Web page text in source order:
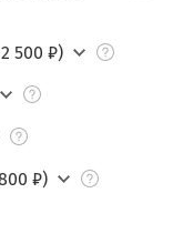
500 ₽)
₽)